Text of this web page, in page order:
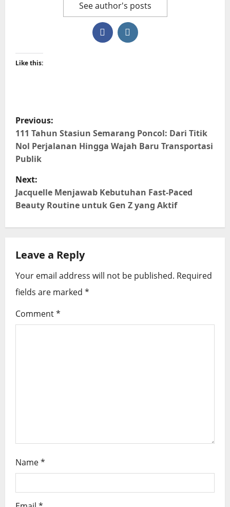
See author's posts
Like this:
P
o
s
t
n
a
v
i
g
a
Previous:
111 Tahun Stasiun Semarang Poncol: Dari Titik
Nol Perjalanan Hingga Wajah Baru Transportasi
Publik
Next:
Jacquelle Menjawab Kebutuhan Fast-Paced
Beauty Routine untuk Gen Z yang Aktif
Leave a Reply
Your email address will not be published. Required
fields are marked *
Comment*
Name*